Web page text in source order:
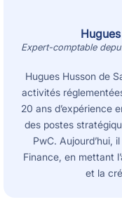
Expert-comptable
Hugues Husson de
activités
20 ans d’expérience
des postes
PwC. Aujourd’hui,
Finance, en mettant
et la